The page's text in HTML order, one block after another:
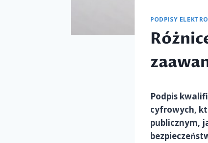
PODPISY
Podpis
cyfrowych,
publicznym,